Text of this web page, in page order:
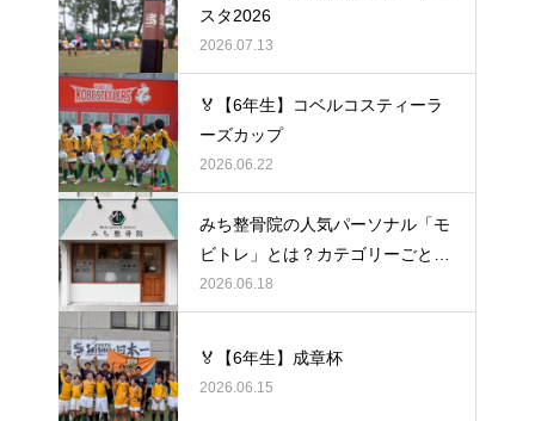
スタ2026
2026.07.13
🏅【6年生】コベルコスティーラ
ーズカップ
2026.06.22
みち整骨院の人気パーソナル「モ
ビトレ」とは？カテゴリーごとの
ラグビーの悩みをヒントに考え
る、身体のケア
2026.06.18
🏅【6年生】成章杯
2026.06.15